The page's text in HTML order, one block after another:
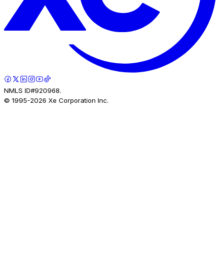
NMLS ID#920968.
© 1995-2026 Xe Corporation Inc.